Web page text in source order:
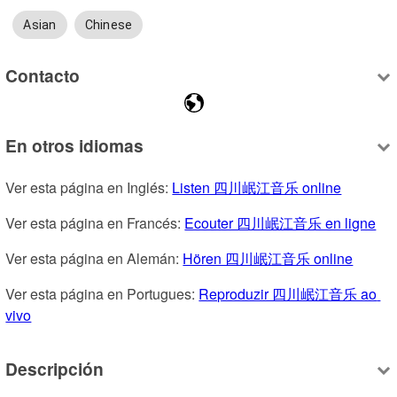
Asian Chinese
Contacto
En otros idiomas
Ver esta página en Inglés: Listen 四川岷江音乐 online
Ver esta página en Francés: Ecouter 四川岷江音乐 en ligne
Ver esta página en Alemán: Hören 四川岷江音乐 online
Ver esta página en Portugues: Reproduzir 四川岷江音乐 ao
vivo
Descripción